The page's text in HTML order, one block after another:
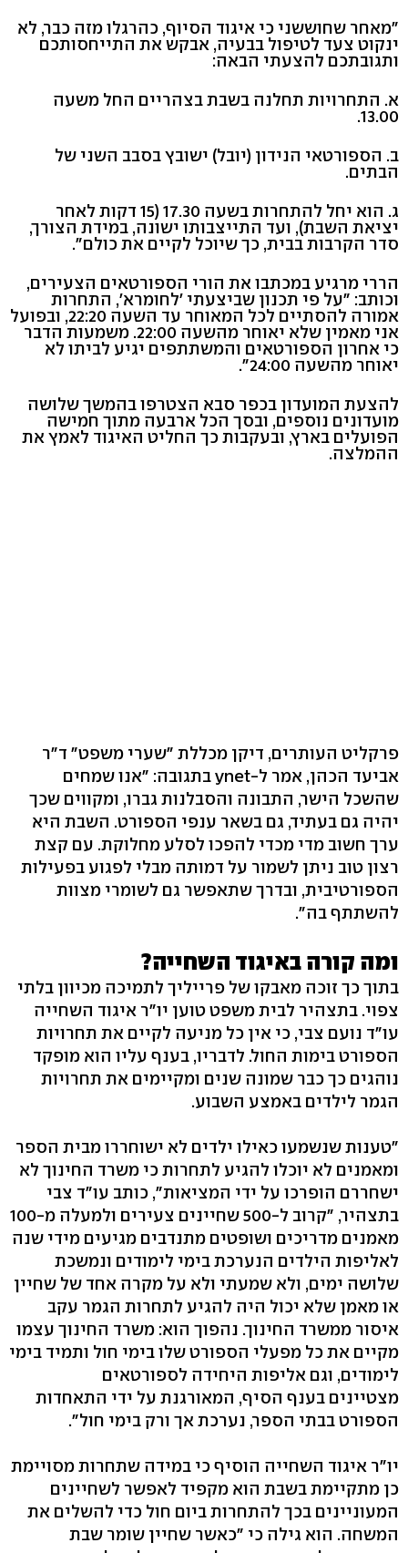
"מאחר שחוששני כי איגוד הסיוף, כהרגלו מזה כבר, לא
ינקוט צעד לטיפול בבעיה, אבקש את התייחסותכם
ותגובתכם להצעתי הבאה:
א. התחרויות תחלנה בשבת בצהריים החל משעה
13.00.
ב. הספורטאי הנידון (יובל) ישובץ בסבב השני של
הבתים.
ג. הוא יחל להתחרות בשעה 17.30 (15 דקות לאחר
יציאת השבת), ועד התייצבותו ישונה, במידת הצורך,
סדר הקרבות בבית, כך שיוכל לקיים את כולם".
הררי מרגיע במכתבו את הורי הספורטאים הצעירים,
וכותב: "על פי תכנון שביצעתי 'לחומרא', התחרות
אמורה להסתיים לכל המאוחר עד השעה 22:20, ובפועל
אני מאמין שלא יאוחר מהשעה 22:00. משמעות הדבר
כי אחרון הספורטאים והמשתתפים יגיע לביתו לא
יאוחר מהשעה 24:00".
להצעת המועדון בכפר סבא הצטרפו בהמשך שלושה
מועדונים נוספים, ובסך הכל ארבעה מתוך חמישה
הפועלים בארץ, ובעקבות כך החליט האיגוד לאמץ את
ההמלצה.
פרקליט העותרים, דיקן מכללת "שערי משפט" ד"ר
אביעד הכהן, אמר ל-ynet בתגובה: "אנו שמחים
שהשכל הישר, התבונה והסבלנות גברו, ומקווים שכך
יהיה גם בעתיד, גם בשאר ענפי הספורט. השבת היא
ערך חשוב מדי מכדי להפכו לסלע מחלוקת. עם קצת
רצון טוב ניתן לשמור על דמותה מבלי לפגוע בפעילות
הספורטיבית, ובדרך שתאפשר גם לשומרי מצוות
להשתתף בה".
ומה קורה באיגוד השחייה?
בתוך כך זוכה מאבקו של פרייליך לתמיכה מכיוון בלתי
צפוי. בתצהיר לבית משפט טוען יו"ר איגוד השחייה
עו"ד נועם צבי, כי אין כל מניעה לקיים את תחרויות
הספורט בימות החול. לדבריו, בענף עליו הוא מופקד
נוהגים כך כבר שמונה שנים ומקיימים את תחרויות
הגמר לילדים באמצע השבוע.
"טענות שנשמעו כאילו ילדים לא ישוחררו מבית הספר
ומאמנים לא יוכלו להגיע לתחרות כי משרד החינוך לא
ישחררם הופרכו על ידי המציאות", כותב עו"ד צבי
בתצהיר, "קרוב ל-500 שחיינים צעירים ולמעלה מ-100
מאמנים מדריכים ושופטים מתנדבים מגיעים מידי שנה
לאליפות הילדים הנערכת בימי לימודים ונמשכת
שלושה ימים, ולא שמעתי ולא על מקרה אחד של שחיין
או מאמן שלא יכול היה להגיע לתחרות הגמר עקב
איסור ממשרד החינוך. נהפוך הוא: משרד החינוך עצמו
מקיים את כל מפעלי הספורט שלו בימי חול ותמיד בימי
לימודים, וגם אליפות היחידה לספורטאים
מצטיינים בענף הסיף, המאורגנת על ידי התאחדות
הספורט בבתי הספר, נערכת אך ורק בימי חול".
יו"ר איגוד השחייה הוסיף כי במידה שתחרות מסויימת
כן מתקיימת בשבת הוא מקפיד לאפשר לשחיינים
המעוניינים בכך להתחרות ביום חול כדי להשלים את
המשחה. הוא גילה כי "כאשר שחיין שומר שבת